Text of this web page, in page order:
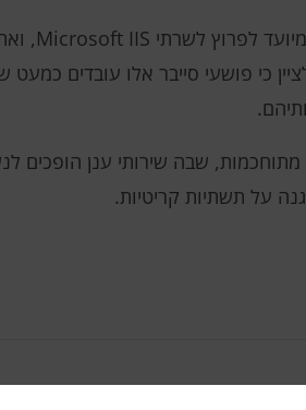
כי פושעי סייבר אלו עובדים
שבה שירותי ענן הופכים
על תשתיות קריטיות.